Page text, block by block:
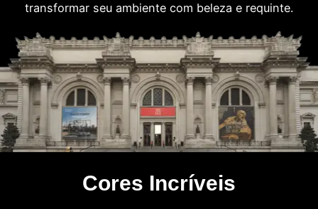
transformar seu ambiente com beleza e requinte.
Cores Incríveis